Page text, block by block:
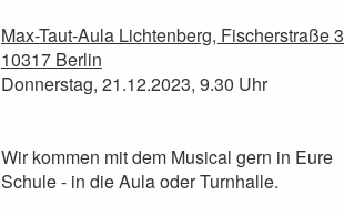
Max-Taut-Aula Lichtenberg, Fischerstraße
10317 Berlin
Donnerstag, 21.12.2023, 9.30 Uhr
Wir kommen mit dem Musical gern in Eure
Schule - in die Aula oder Turnhalle.